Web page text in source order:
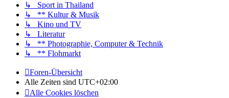
↳ Sport in Thailand
↳ ** Kultur & Musik
↳ Kino und TV
↳ Literatur
↳ ** Photographie, Computer & Technik
↳ ** Flohmarkt
Foren-Übersicht
Alle Zeiten sind UTC+02:00
Alle Cookies löschen